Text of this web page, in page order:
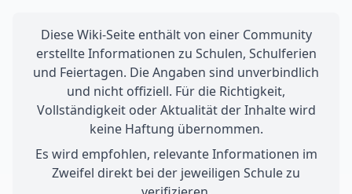
Diese Wiki-Seite enthält von einer Community
erstellte Informationen zu Schulen, Schulferien
und Feiertagen. Die Angaben sind unverbindlich
und nicht offiziell. Für die Richtigkeit,
Vollständigkeit oder Aktualität der Inhalte wird
keine Haftung übernommen.
Es wird empfohlen, relevante Informationen im
Zweifel direkt bei der jeweiligen Schule zu